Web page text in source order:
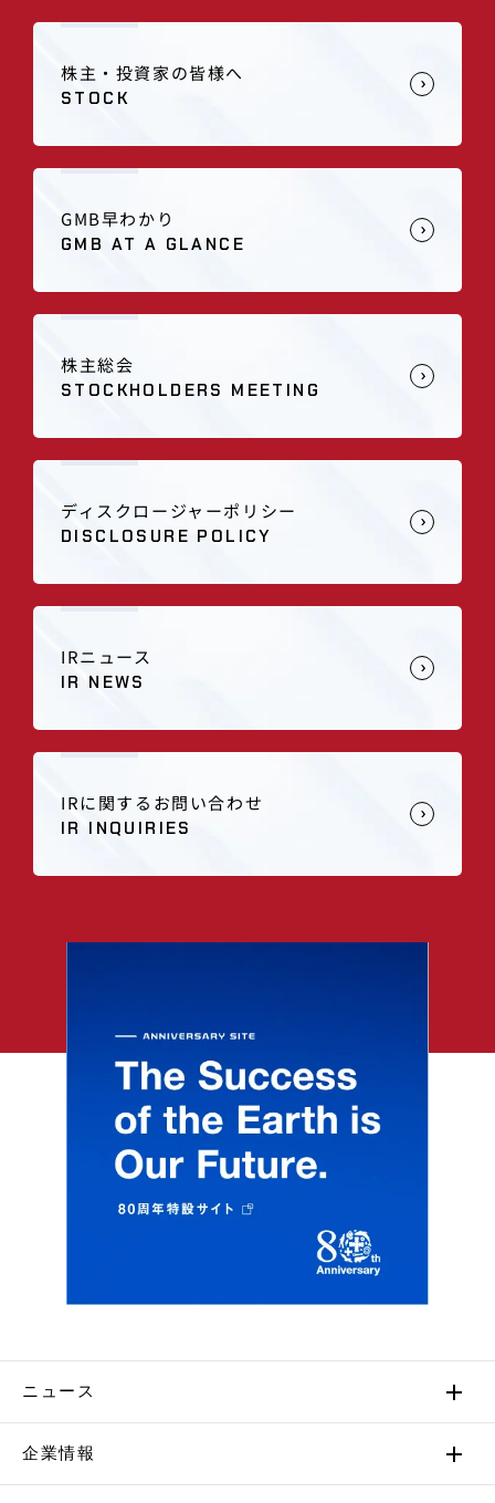
株主・投資家の皆様へ
STOCK
GMB早わかり
GMB AT A GLANCE
株主総会
STOCKHOLDERS MEETING
ディスクロージャーポリシー
DISCLOSURE POLICY
IRニュース
IR NEWS
IRに関するお問い合わせ
IR INQUIRIES
ニュース
企業情報